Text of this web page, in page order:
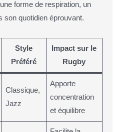
forme de respiration, un
son quotidien éprouvant.
Style
Préféré
Impact sur le
Rugby
Classique,
Jazz
Apporte
concentration
et équilibre